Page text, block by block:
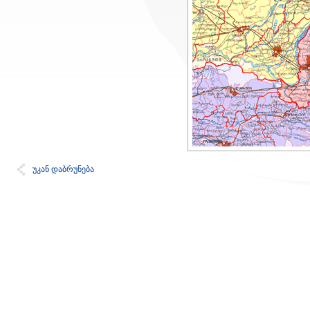
უკან დაბრუნება